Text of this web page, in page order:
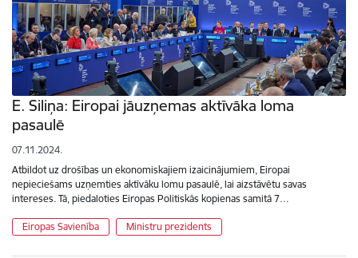
E. Siliņa: Eiropai jāuzņemas aktīvāka loma
pasaulē
07.11.2024.
Atbildot uz drošības un ekonomiskajiem izaicinājumiem, Eiropai
nepieciešams uzņemties aktīvāku lomu pasaulē, lai aizstāvētu savas
intereses. Tā, piedaloties Eiropas Politiskās kopienas samitā 7…
Eiropas Savienība Ministru prezidents